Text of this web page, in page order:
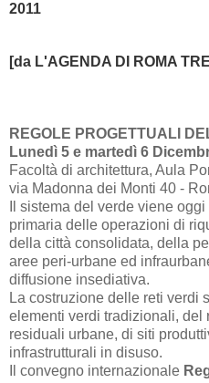
2011
[da L'AGENDA DI ROMA
REGOLE PROGETTUALI
Lunedì 5 e martedì 6
Facoltà di architettura, Aula
via Madonna dei Monti 40 -
Il sistema del verde viene
primaria delle operazioni di
della città consolidata, della
aree peri-urbane ed
diffusione insediativa.
La costruzione delle reti verdi
elementi verdi tradizionali, del
residuali urbane, di siti
infrastrutturali in disuso.
Il convegno internazionale